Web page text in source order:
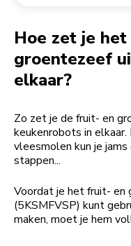
Hoe zet je
groentezeef
elkaar?
Zo zet je de fruit- en
keukenrobots in
vleesmolen kun je
stappen...
Voordat je het fruit- en
(5KSMFVSP) kunt
maken, moet je hem